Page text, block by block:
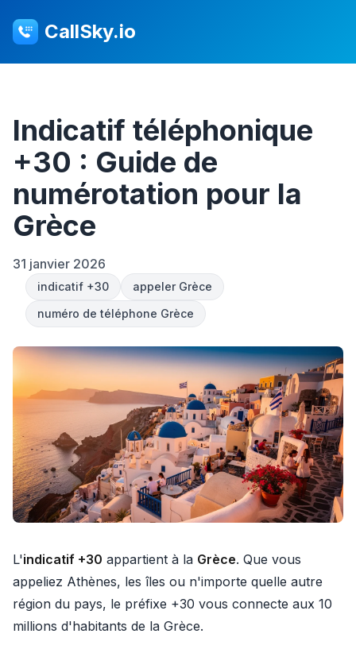
CallSky.io
Indicatif téléphonique
+30 : Guide de
numérotation pour la
Grèce
31 janvier 2026
indicatif +30
appeler Grèce
numéro de téléphone Grèce
L'indicatif +30 appartient à la Grèce. Que vous
appeliez Athènes, les îles ou n'importe quelle autre
région du pays, le préfixe +30 vous connecte aux 10
millions d'habitants de la Grèce.